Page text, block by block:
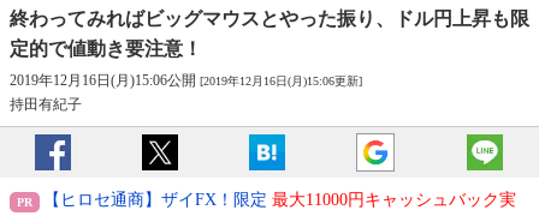
終わってみればビッグマウスとやった振り、
ドル円上昇も限
定的で値動き要注意！
2019年12月16日(月)15:06公開 [2019年12月16日(月)15:06更新]
持田有紀子
【ヒロセ通商】ザイFX！限定 最大11000円キャッシュバック実